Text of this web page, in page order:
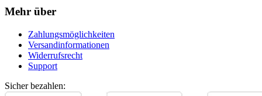
Mehr über
Zahlungsmöglichkeiten
Versandinformationen
Widerrufsrecht
Support
Sicher bezahlen: